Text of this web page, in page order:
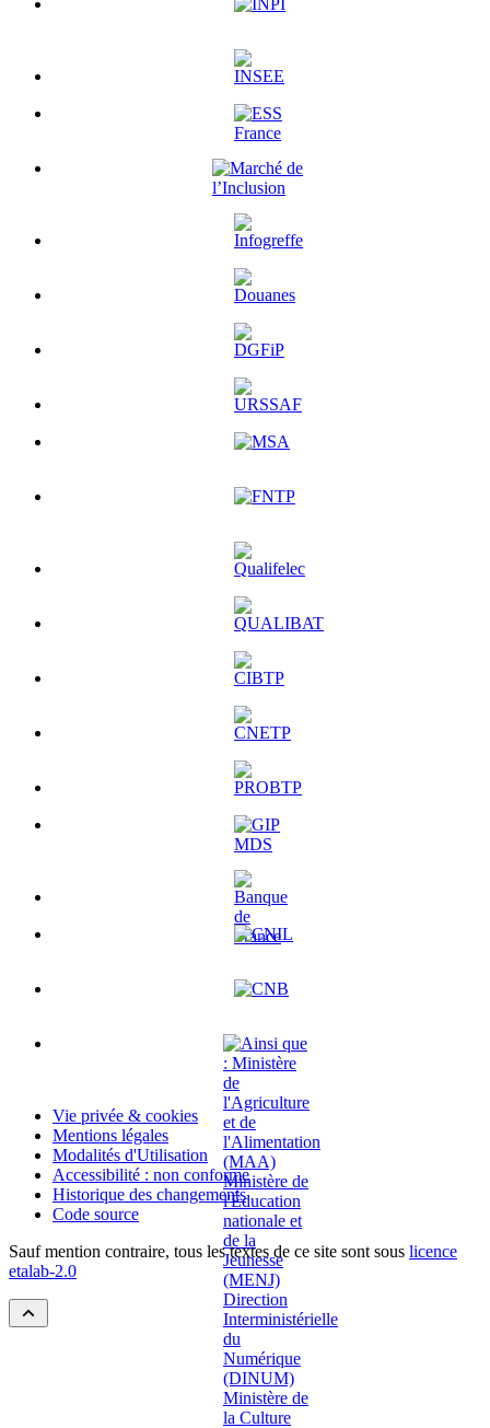
Vie privée & cookies
Mentions légales
Modalités d'Utilisation
Accessibilité : non conforme
Historique des changements
Code source
Sauf mention contraire, tous les textes de ce site sont sous licence
etalab-2.0